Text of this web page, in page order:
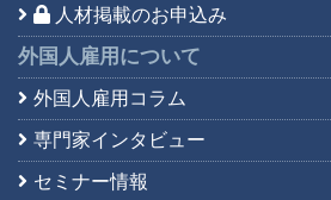
人材掲載のお申込み
外国人雇用について
外国人雇用コラム
専門家インタビュー
セミナー情報